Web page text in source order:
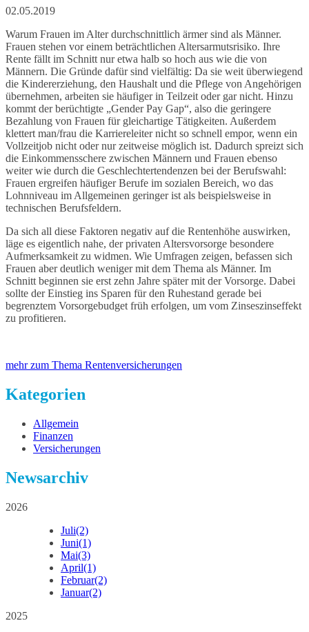
02.05.2019
Warum Frauen im Alter durchschnittlich ärmer sind als Männer.
Frauen stehen vor einem beträchtlichen Altersarmutsrisiko. Ihre
Rente fällt im Schnitt nur etwa halb so hoch aus wie die von
Männern. Die Gründe dafür sind vielfältig: Da sie weit überwiegend
die Kindererziehung, den Haushalt und die Pflege von Angehörigen
übernehmen, arbeiten sie häufiger in Teilzeit oder gar nicht. Hinzu
kommt der berüchtigte „Gender Pay Gap“, also die geringere
Bezahlung von Frauen für gleichartige Tätigkeiten. Außerdem
klettert man/frau die Karriereleiter nicht so schnell empor, wenn ein
Vollzeitjob nicht oder nur zeitweise möglich ist. Dadurch spreizt sich
die Einkommensschere zwischen Männern und Frauen ebenso
weiter wie durch die Geschlechtertendenzen bei der Berufswahl:
Frauen ergreifen häufiger Berufe im sozialen Bereich, wo das
Lohnniveau im Allgemeinen geringer ist als beispielsweise in
technischen Berufsfeldern.
Da sich all diese Faktoren negativ auf die Rentenhöhe auswirken,
läge es eigentlich nahe, der privaten Altersvorsorge besondere
Aufmerksamkeit zu widmen. Wie Umfragen zeigen, befassen sich
Frauen aber deutlich weniger mit dem Thema als Männer. Im
Schnitt beginnen sie erst zehn Jahre später mit der Vorsorge. Dabei
sollte der Einstieg ins Sparen für den Ruhestand gerade bei
begrenztem Vorsorgebudget früh erfolgen, um vom Zinseszinseffekt
zu profitieren.
mehr zum Thema Rentenversicherungen
Kategorien
Allgemein
Finanzen
Versicherungen
Newsarchiv
2026
Juli(2)
Juni(1)
Mai(3)
April(1)
Februar(2)
Januar(2)
2025